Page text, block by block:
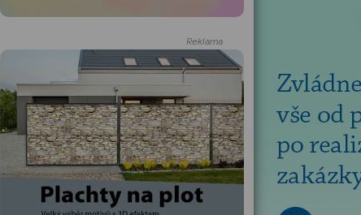
Reklama